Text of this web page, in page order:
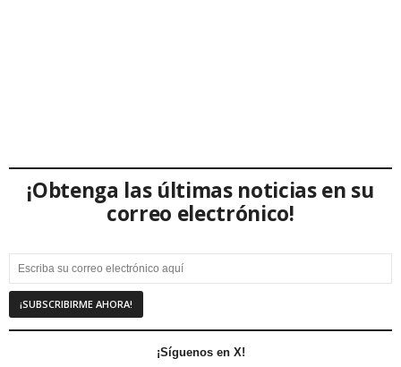
¡Obtenga las últimas noticias en su
correo electrónico!
¡Síguenos en X!